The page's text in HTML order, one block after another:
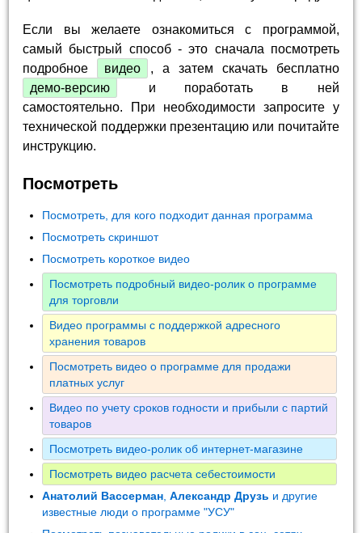
Если вы желаете ознакомиться с программой,
самый быстрый способ - это сначала посмотреть
подробное
видео
, а затем скачать бесплатно
демо-версию
и поработать в ней
самостоятельно. При необходимости запросите у
технической поддержки презентацию или почитайте
инструкцию.
Посмотреть
Посмотреть, для кого подходит данная программа
Посмотреть скриншот
Посмотреть короткое видео
Посмотреть подробный видео-ролик о программе
для торговли
Видео программы с поддержкой адресного
хранения товаров
Посмотреть видео о программе для продажи
платных услуг
Видео по учету сроков годности и прибыли с партий
товаров
Посмотреть видео-ролик об интернет-магазине
Посмотреть видео расчета себестоимости
Анатолий Вассерман ,Александр Друзь и другие
известные люди о программе "УСУ"